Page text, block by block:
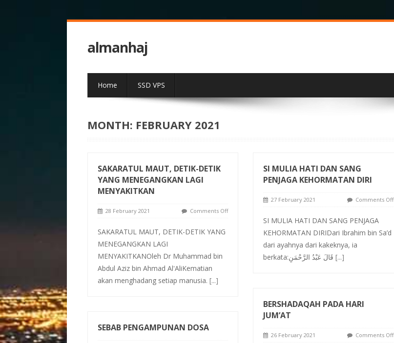
almanhaj
Home SSD VPS
MONTH: FEBRUARY 2021
SAKARATUL MAUT, DETIK-DETIK
YANG MENEGANGKAN LAGI
MENYAKITKAN
28 February 2021 Comments Off
SAKARATUL MAUT, DETIK-DETIK YANG
MENEGANGKAN LAGI
MENYAKITKANOleh Dr Muhammad bin
Abdul Aziz bin Ahmad Al'AliKematian
akan menghadang setiap manusia. [...]
SI MULIA HATI DAN SANG
PENJAGA KEHORMATAN DIRI
27 February 2021 Comments Off
SI MULIA HATI DAN SANG PENJAGA
KEHORMATAN DIRIDari Ibrahim bin Sa’d
dari ayahnya dari kakeknya, ia
[...]
BERSHADAQAH PADA HARI
JUM’AT
26 February 2021 Comments Off
SEBAB PENGAMPUNAN DOSA